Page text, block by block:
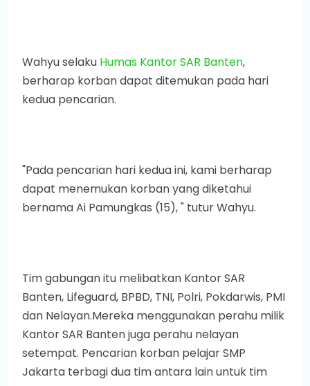
Wahyu selaku Humas Kantor SAR Banten,
berharap korban dapat ditemukan pada hari
kedua pencarian.
"Pada pencarian hari kedua ini, kami berharap
dapat menemukan korban yang diketahui
bernama Ai Pamungkas (15), " tutur Wahyu.
Tim gabungan itu melibatkan Kantor SAR
Banten, Lifeguard, BPBD, TNI, Polri, Pokdarwis, PMI
dan Nelayan.Mereka menggunakan perahu milik
Kantor SAR Banten juga perahu nelayan
setempat. Pencarian korban pelajar SMP
Jakarta terbagi dua tim antara lain untuk tim